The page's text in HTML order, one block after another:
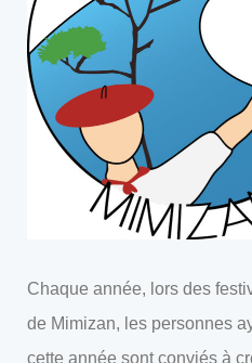
Chaque année, lors des
de Mimizan, les personnes
cette année sont conviés à